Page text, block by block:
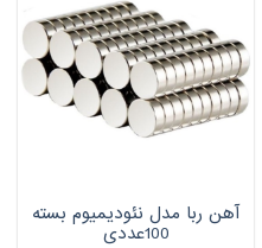
آهن ربا مدل نئودیمیوم بسته
100عددی